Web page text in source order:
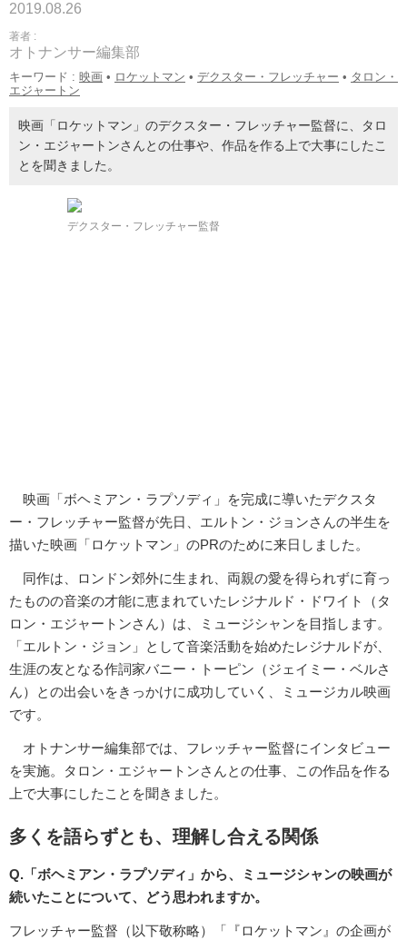
2019.08.26
著者 :
オトナンサー編集部
キーワード : 映画 • ロケットマン • デクスター・フレッチャー • タロン・
エジャートン
映画「ロケットマン」のデクスター・フレッチャー監督に、タロ
ン・エジャートンさんとの仕事や、作品を作る上で大事にしたこ
とを聞きました。
デクスター・フレッチャー監督
映画「ボヘミアン・ラプソディ」を完成に導いたデクスタ
ー・フレッチャー監督が先日、エルトン・ジョンさんの半生を
描いた映画「ロケットマン」のPRのために来日しました。
同作は、ロンドン郊外に生まれ、両親の愛を得られずに育っ
たものの音楽の才能に恵まれていたレジナルド・ドワイト（タ
ロン・エジャートンさん）は、ミュージシャンを目指します。
「エルトン・ジョン」として音楽活動を始めたレジナルドが、
生涯の友となる作詞家バニー・トーピン（ジェイミー・ベルさ
ん）との出会いをきっかけに成功していく、ミュージカル映画
です。
オトナンサー編集部では、フレッチャー監督にインタビュー
を実施。タロン・エジャートンさんとの仕事、この作品を作る
上で大事にしたことを聞きました。
多くを語らずとも、理解し合える関係
Q.「ボヘミアン・ラプソディ」から、ミュージシャンの映画が
続いたことについて、どう思われますか。
フレッチャー監督（以下敬称略）「『ロケットマン』の企画が